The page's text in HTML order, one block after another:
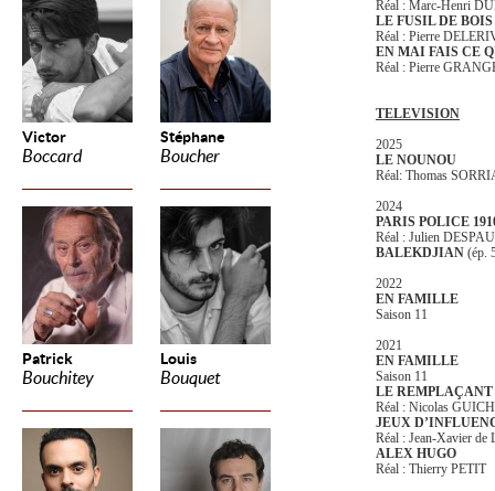
Victor
Boccard
Stéphane
Boucher
Patrick
Bouchitey
Louis
Bouquet
Réal : Marc-Henri
LE FUSIL DE BOIS
Réal : Pierre
EN MAI FAIS CE
Réal : Pierre
TELEVISION
2025
LE NOUNOU
Réal: Thomas
2024
PARIS POLICE
Réal : Julien
BALEKDJIAN (ép.
2022
EN FAMILLE
Saison 11
2021
EN FAMILLE
Saison 11
LE REMPLAÇANT
Réal : Nicolas
JEUX
Réal : Jean-Xavier de
ALEX HUGO
Réal : Thierry PETIT